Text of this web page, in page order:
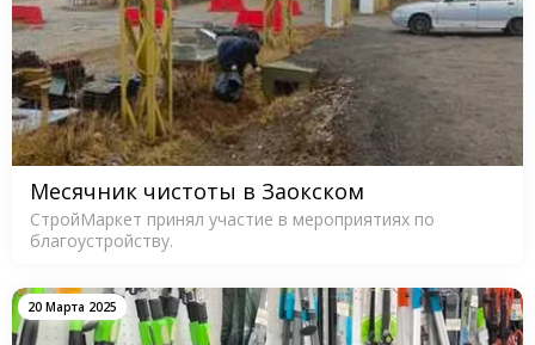
Месячник чистоты в Заокском
СтройМаркет принял участие в мероприятиях по
благоустройству.
20 Марта 2025